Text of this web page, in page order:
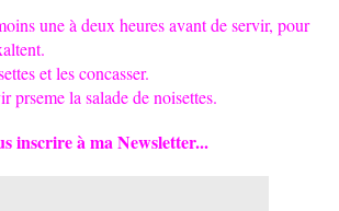
une à deux heures avant de servir, pour
et les concasser.
prseme la salade de noisettes.
inscrire à ma Newsletter...